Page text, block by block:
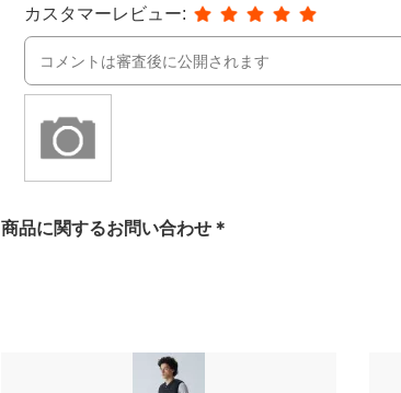
カスタマーレビュー:
商品に関するお問い合わせ＊